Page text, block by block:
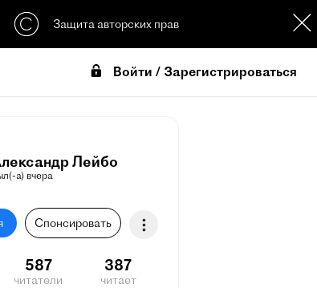
Защита авторских прав
Войти / Зарегистрироваться
Лейбо
а) вчера
Спонсировать
587
читатели
387
читает